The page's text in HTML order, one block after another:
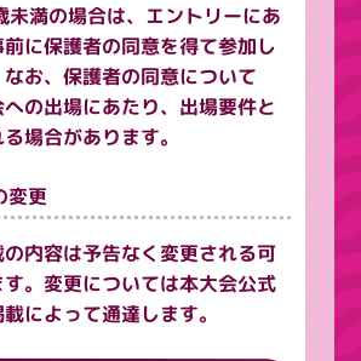
未満の場合は、エントリーにあ
に保護者の同意を得て参加し
お、保護者の同意について
の出場にあたり、出場要件と
場合があります。
変更
内容は予告なく変更される可
。変更については本大会公式
によって通達します。